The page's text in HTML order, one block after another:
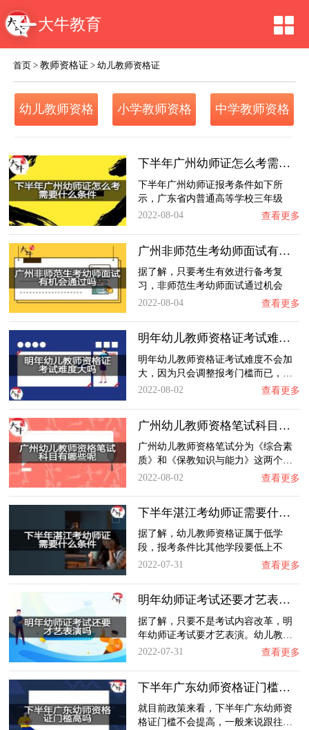
大牛教育
首页 >教师资格证 >幼儿教师资格证
幼儿教师资格
证
小学教师资格
证
中学教师资格
证
下半年广州幼师证怎么考需要什么条件？
下半年广州幼师证报考条件如下所
示，广东省内普通高等学校三年级
及…
2022-08-04 查看更多
广州非师范生考幼师面试有机会通过吗？
据了解，只要考生有效进行备考复
习，非师范生考幼师面试通过机会
很…
2022-08-04 查看更多
明年幼儿教师资格证考试难度大吗？
明年幼儿教师资格证考试难度不会加
大，因为只会调整报考门槛而已，…
2022-08-02
查看更多
广州幼儿教师资格笔试科目有哪些呢？
广州幼儿教师资格笔试分为《综合素
质》和《保教知识与能力》这两个…
2022-08-02
查看更多
下半年湛江考幼师证需要什么条件？
据了解，幼儿教师资格证属于低学
段，报考条件比其他学段要低上不
少…
2022-07-31 查看更多
明年幼师证考试还要才艺表演吗？
据了解，只要不是考试内容改革，明
年幼师证考试要才艺表演。幼儿教…
2022-07-31
查看更多
下半年广东幼师资格证门槛高吗？
就目前政策来看，下半年广东幼师资
格证门槛不会提高，一般来说跟往…